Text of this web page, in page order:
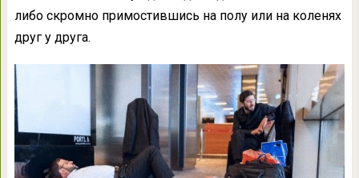
либо скромно примостившись на полу или на коленях
друг у друга.